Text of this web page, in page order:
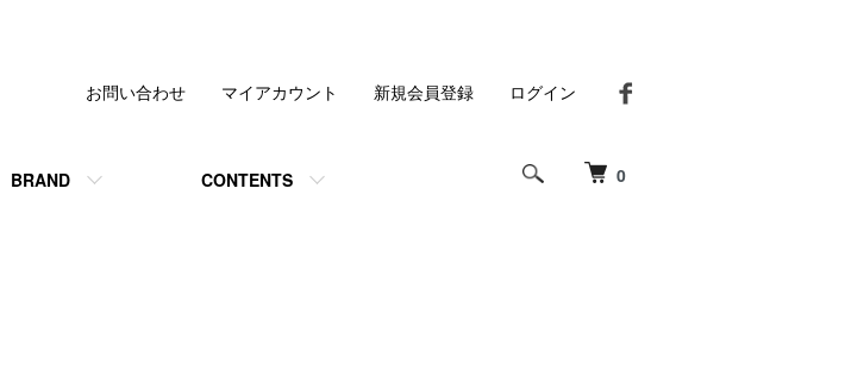
0
BRAND CONTENTS
お問い合わせ マイアカウント 新規会員登録 ログイン